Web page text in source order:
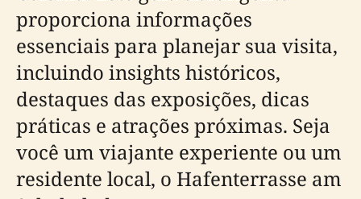
proporciona informações
essenciais para planejar sua visita,
incluindo insights históricos,
destaques das exposições, dicas
práticas e atrações próximas. Seja
você um viajante experiente ou um
residente local, o Hafenterrasse am